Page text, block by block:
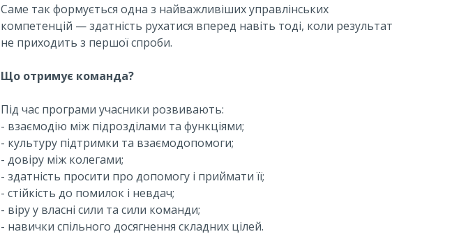
Саме так формується одна з найважливіших управлінських
компетенцій — здатність рухатися вперед навіть тоді, коли результат
не приходить з першої спроби.
Що отримує команда?
Під час програми учасники розвивають:
- взаємодію між підрозділами та функціями;
- культуру підтримки та взаємодопомоги;
- довіру між колегами;
- здатність просити про допомогу і приймати її;
- стійкість до помилок і невдач;
- віру у власні сили та сили команди;
- навички спільного досягнення складних цілей.